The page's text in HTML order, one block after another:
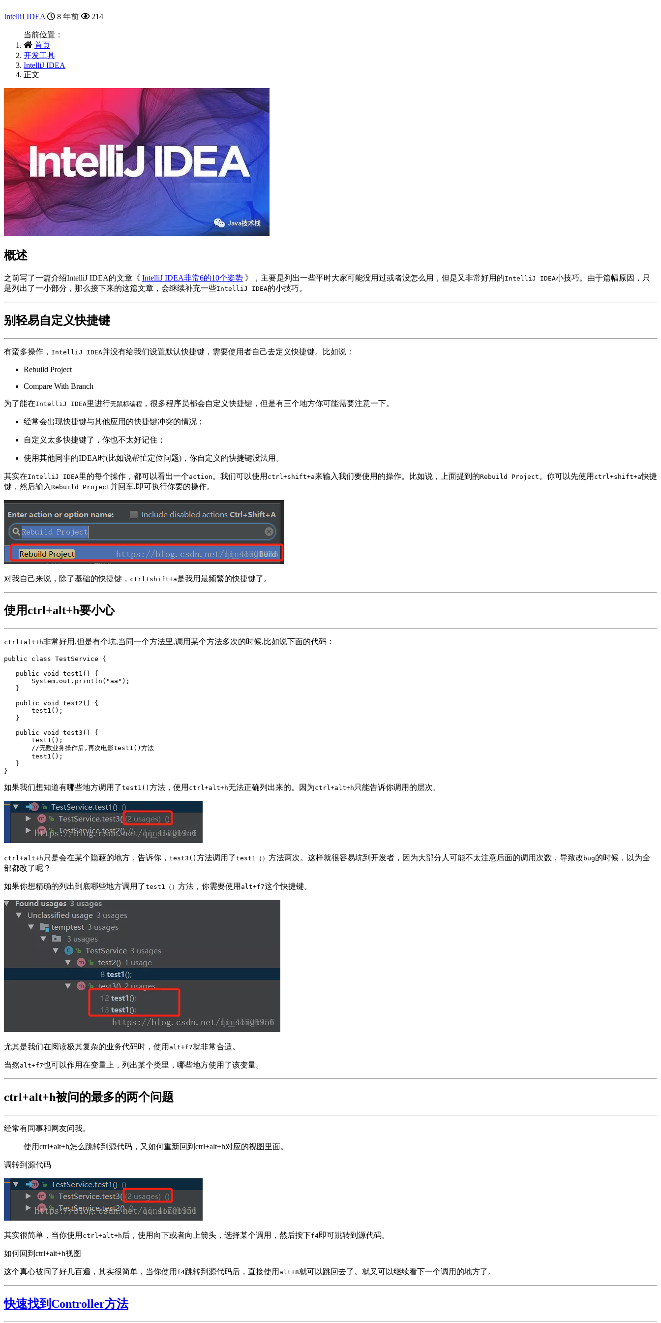
IntelliJ IDEA 8 年前 214
当前位置：
首页
开发工具
IntelliJ IDEA
正文
概述
之前写了一篇介绍IntelliJ IDEA的文章《 IntelliJ IDEA非常6的10个姿势 》，主要是列出一些平时大家可能没用过或者没怎么用，但是又非常好用的IntelliJ IDEA小技巧。由于篇幅原因，只
是列出了一小部分，那么接下来的这篇文章，会继续补充一些IntelliJ IDEA的小技巧。
别轻易自定义快捷键
有蛮多操作， IntelliJ IDEA并没有给我们设置默认快捷键，需要使用者自己去定义快捷键。比如说：
Rebuild Project
Compare With Branch
为了能在IntelliJ IDEA里进行无鼠标编程 ，很多程序员都会自定义快捷键，但是有三个地方你可能需要注意一下。
经常会出现快捷键与其他应用的快捷键冲突的情况；
自定义太多快捷键了，你也不太好记住；
使用其他同事的IDEA时(比如说帮忙定位问题)，你自定义的快捷键没法用。
其实在IntelliJ IDEA里的每个操作，都可以看出一个action 。我们可以使用 ctrl+shift+a来输入我们要使用的操作。比如说，上面提到的Rebuild Project 。你可以先使用 ctrl+shift+a快捷
键，然后输入 Rebuild Project并回车,即可执行你要的操作。
对我自己来说，除了基础的快捷键， ctrl+shift+a是我用最频繁的快捷键了。
使用ctrl+alt+h要小心
ctrl+alt+h非常好用,但是有个坑,当同一个方法里,调用某个方法多次的时候,比如说下面的代码：
public class TestService {
public void test1() {
System.out.println("aa");
}
public void test2() {
test1();
}
public void test3() {
test1();
//无数业务操作后,再次电影test1()方法
test1();
}
如果我们想知道有哪些地方调用了test1() 方法，使用 ctrl+alt+h无法正确列出来的。因为ctrl+alt+h 只能告诉你调用的层次。
ctrl+alt+h 只是会在某个隐蔽的地方，告诉你， test3() 方法调用了test1（） 方法两次。这样就很容易坑到开发者，因为大部分人可能不太注意后面的调用次数，导致改 bug的时候，以为全
部都改了呢？
如果你想精确的列出到底哪些地方调用了test1（） 方法，你需要使用 alt+f7这个快捷键。
尤其是我们在阅读极其复杂的业务代码时，使用 alt+f7就非常合适。
当然alt+f7也可以作用在变量上，列出某个类里，哪些地方使用了该变量。
ctrl+alt+h被问的最多的两个问题
经常有同事和网友问我。
使用ctrl+alt+h怎么跳转到源代码，又如何重新回到ctrl+alt+h对应的视图里面。
调转到源代码
其实很简单，当你使用 ctrl+alt+h 后，使用向下或者向上箭头，选择某个调用，然后按下f4即可跳转到源代码。
如何回到ctrl+alt+h视图
这个真心被问了好几百遍，其实很简单，当你使用 f4跳转到源代码后，直接使用 alt+8就可以跳回去了。就又可以继续看下一个调用的地方了。
快速找到Controller方法